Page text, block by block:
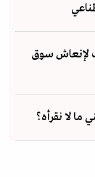
لإنعاش سوق
ما لا نقرأه؟